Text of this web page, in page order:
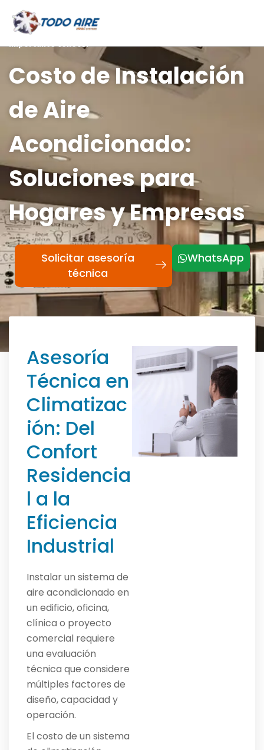
contenido
Importante conocer
Costo de Instalación
de Aire
Acondicionado:
Soluciones para
Hogares y Empresas
Solicitar asesoría
técnica
WhatsApp
Asesoría
Técnica en
Climatizac
ión: Del
Confort
Residencia
l a la
Eficiencia
Industrial
Instalar un sistema de
aire acondicionado en
un edificio, oficina,
clínica o proyecto
comercial requiere
una evaluación
técnica que considere
múltiples factores de
diseño, capacidad y
operación.
El costo de un sistema